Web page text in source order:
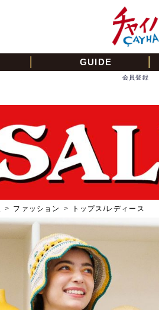
GUIDE
会員登録
> ファッション > トップス/レディース